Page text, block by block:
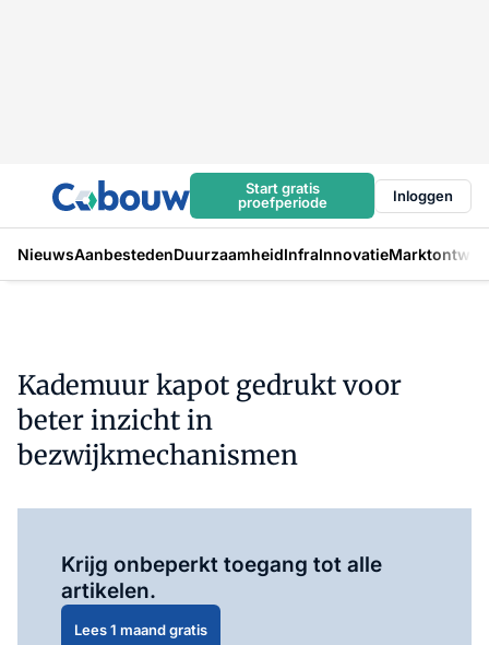
Start gratis
proefperiode
Inloggen
NieuwsAanbestedenDuurzaamheidInfraInnovatie
Kademuur kapot gedrukt voor
beter inzicht in
bezwijkmechanismen
Krijg onbeperkt toegang tot alle
artikelen.
Lees 1 maand gratis